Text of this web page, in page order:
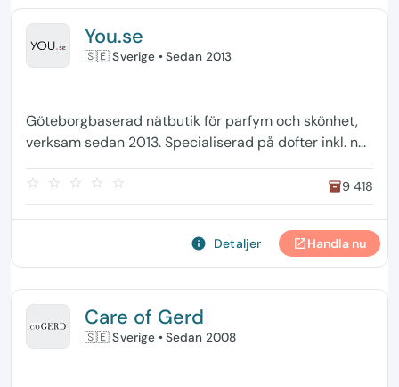
You.se
🇸🇪 Sverige • Sedan 2013
Göteborgbaserad nätbutik för parfym och skönhet,
verksam sedan 2013. Specialiserad på dofter inkl. n...
star_border star_border star_border star_border star_border inventory9 418
info Detaljer open_in_newHandla nu
Care of Gerd
🇸🇪 Sverige • Sedan 2008